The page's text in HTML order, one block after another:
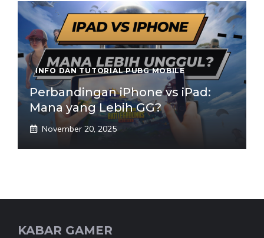
INFO DAN TUTORIAL PUBG MOBILE
Perbandingan iPhone vs iPad:
Mana yang Lebih GG?
November 20, 2025
KABAR GAMER